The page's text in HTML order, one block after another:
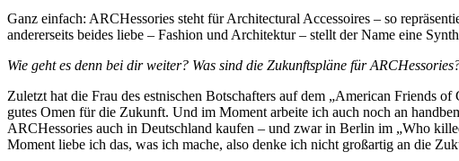
Ganz einfach: ARCHessories steht für Architectural Accessoires – so
andererseits beides liebe – Fashion und Architektur – stellt der Name eine
Wie geht es denn bei dir weiter? Was sind die Zukunftspläne für
Zuletzt hat die Frau des estnischen Botschafters auf dem „American Friends
gutes Omen für die Zukunft. Und im Moment arbeite ich auch noch an
ARCHessories auch in Deutschland kaufen – und zwar in Berlin im „Who
Moment liebe ich das, was ich mache, also denke ich nicht großartig an die